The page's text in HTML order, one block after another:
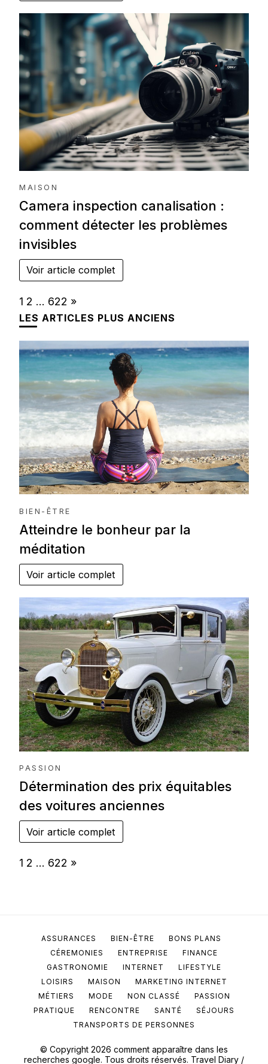
MAISON
Camera inspection canalisation :
comment détecter les problèmes
invisibles
Voir article complet
Page:
1 2 … 622 Next
»
LES ARTICLES PLUS ANCIENS
BIEN-ÊTRE
Atteindre le bonheur par la
méditation
Voir article complet
PASSION
Détermination des prix équitables
des voitures anciennes
Voir article complet
Page:
1 2 … 622 Next
»
© Copyright 2026 comment apparaître dans les
recherches google. Tous droits réservés. Travel Diary /
ASSURANCES BIEN-ÊTRE
BONS PLANS
CÉREMONIES
ENTREPRISE
FINANCE
GASTRONOMIE
INTERNET
LIFESTYLE
LOISIRS
MAISON
MARKETING INTERNET
MÉTIERS
MODE NON CLASSÉ
PASSION
PRATIQUE
RENCONTRE SANTÉ
SÉJOURS
TRANSPORTS DE PERSONNES